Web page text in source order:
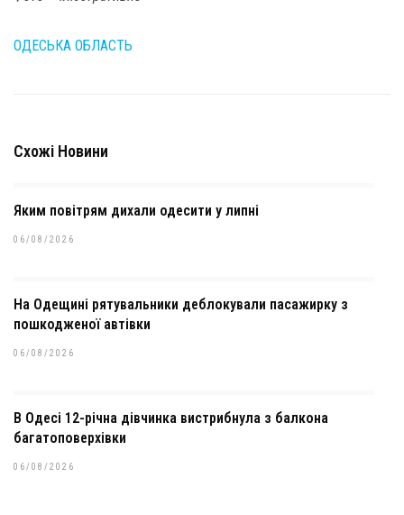
ОДЕСЬКА ОБЛАСТЬ
Схожі Новини
Яким повітрям дихали одесити у липні
06/08/2026
На Одещині рятувальники деблокували пасажирку з
пошкодженої автівки
06/08/2026
В Одесі 12-річна дівчинка вистрибнула з балкона
багатоповерхівки
06/08/2026